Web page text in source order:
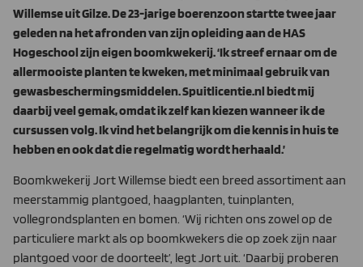
Willemse uit Gilze. De 23-jarige boerenzoon startte twee jaar
geleden na het afronden van zijn opleiding aan de HAS
Hogeschool zijn eigen boomkwekerij. ‘Ik streef ernaar om de
allermooiste planten te kweken, met minimaal gebruik van
gewasbeschermingsmiddelen. Spuitlicentie.nl biedt mij
daarbij veel gemak, omdat ik zelf kan kiezen wanneer ik de
cursussen volg. Ik vind het belangrijk om die kennis in huis te
hebben en ook dat die regelmatig wordt herhaald.’
Boomkwekerij Jort Willemse biedt een breed assortiment aan
meerstammig plantgoed, haagplanten, tuinplan­ten,
vollegrondsplanten en bomen. ‘Wij richten ons zowel op de
particuliere markt als op boomkwekers die op zoek zijn naar
plantgoed voor de doorteelt’, legt Jort uit. ‘Daarbij proberen